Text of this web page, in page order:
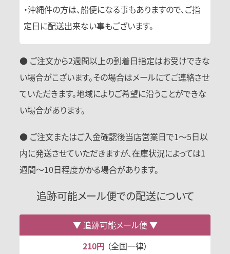
・沖縄件の方は、船便になる事もありますので、ご指
定日に配送出来ない事もございます。
● ご注文から2週間以上の到着日指定はお受けできな
い場合がこざいます。その場合はメールにてご連絡させ
ていただきます。地域によりご希望に沿うことができな
い場合があります。
● ご注文またはご入金確認後当店営業日で1〜5日以
内に発送させていただきますが、在庫状況によっては1
週間〜10日程度かかる場合があります。
追跡可能メール便での配送について
追跡可能メール便
210円 （全国一律）